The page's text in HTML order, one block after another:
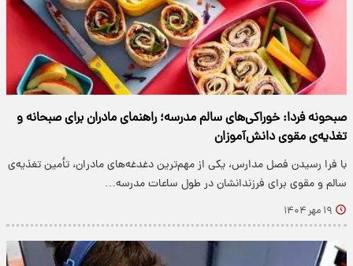
صبحونه فردا: خوراکی‌های سالم مدرسه؛ راهنمای مادران برای صبحانه‌ و
تغذیه‌ی مقوی دانش‌آموزان
با فرا رسیدن فصل مدارس، یکی از مهم‌ترین دغدغه‌های مادران، تأمین تغذیه‌ی
سالم و مقوی برای فرزندانشان در طول ساعات مدرسه…
۱۹ مهر ۱۴۰۴